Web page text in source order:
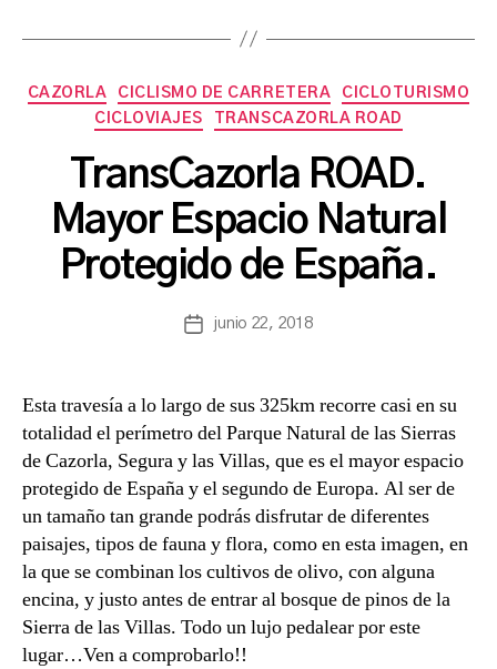
Categorías
CAZORLA CICLISMO DE CARRETERA
CICLOTURISMO
CICLOVIAJES
TRANSCAZORLA ROAD
TransCazorla ROAD.
Mayor Espacio Natural
Protegido de España.
Autor
P
o
r
b
a
Fecha
entrada
junio 22, 2018
Esta travesía a lo largo de sus 325km recorre casi en su
totalidad el perímetro del Parque Natural de las Sierras
de Cazorla, Segura y las Villas, que es el mayor espacio
protegido de España y el segundo de Europa. Al ser de
un tamaño tan grande podrás disfrutar de diferentes
paisajes, tipos de fauna y flora, como en esta imagen, en
la que se combinan los cultivos de olivo, con alguna
encina, y justo antes de entrar al bosque de pinos de la
Sierra de las Villas. Todo un lujo pedalear por este
lugar…Ven a comprobarlo!!